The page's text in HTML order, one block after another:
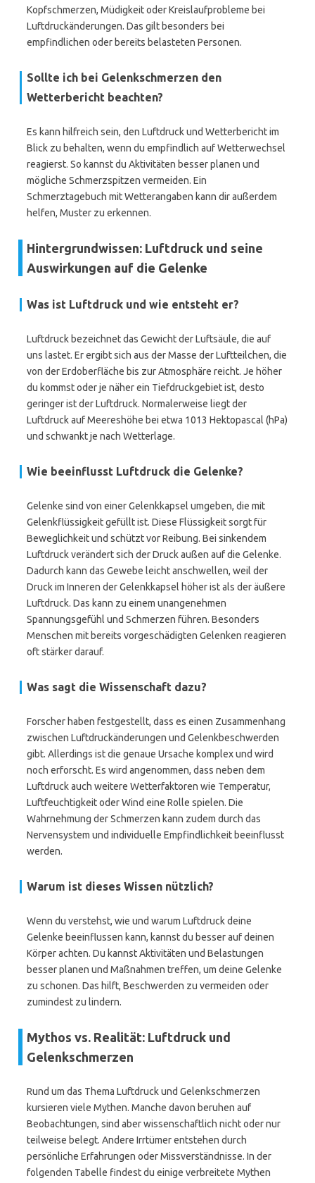
Kopfschmerzen, Müdigkeit oder Kreislaufprobleme bei
Luftdruckänderungen. Das gilt besonders bei
empfindlichen oder bereits belasteten Personen.
Sollte ich bei Gelenkschmerzen den
Wetterbericht beachten?
Es kann hilfreich sein, den Luftdruck und Wetterbericht im
Blick zu behalten, wenn du empfindlich auf Wetterwechsel
reagierst. So kannst du Aktivitäten besser planen und
mögliche Schmerzspitzen vermeiden. Ein
Schmerztagebuch mit Wetterangaben kann dir außerdem
helfen, Muster zu erkennen.
Hintergrundwissen: Luftdruck und seine
Auswirkungen auf die Gelenke
Was ist Luftdruck und wie entsteht er?
Luftdruck bezeichnet das Gewicht der Luftsäule, die auf
uns lastet. Er ergibt sich aus der Masse der Luftteilchen, die
von der Erdoberfläche bis zur Atmosphäre reicht. Je höher
du kommst oder je näher ein Tiefdruckgebiet ist, desto
geringer ist der Luftdruck. Normalerweise liegt der
Luftdruck auf Meereshöhe bei etwa 1013 Hektopascal (hPa)
und schwankt je nach Wetterlage.
Wie beeinflusst Luftdruck die Gelenke?
Gelenke sind von einer Gelenkkapsel umgeben, die mit
Gelenkflüssigkeit gefüllt ist. Diese Flüssigkeit sorgt für
Beweglichkeit und schützt vor Reibung. Bei sinkendem
Luftdruck verändert sich der Druck außen auf die Gelenke.
Dadurch kann das Gewebe leicht anschwellen, weil der
Druck im Inneren der Gelenkkapsel höher ist als der äußere
Luftdruck. Das kann zu einem unangenehmen
Spannungsgefühl und Schmerzen führen. Besonders
Menschen mit bereits vorgeschädigten Gelenken reagieren
oft stärker darauf.
Was sagt die Wissenschaft dazu?
Forscher haben festgestellt, dass es einen Zusammenhang
zwischen Luftdruckänderungen und Gelenkbeschwerden
gibt. Allerdings ist die genaue Ursache komplex und wird
noch erforscht. Es wird angenommen, dass neben dem
Luftdruck auch weitere Wetterfaktoren wie Temperatur,
Luftfeuchtigkeit oder Wind eine Rolle spielen. Die
Wahrnehmung der Schmerzen kann zudem durch das
Nervensystem und individuelle Empfindlichkeit beeinflusst
werden.
Warum ist dieses Wissen nützlich?
Wenn du verstehst, wie und warum Luftdruck deine
Gelenke beeinflussen kann, kannst du besser auf deinen
Körper achten. Du kannst Aktivitäten und Belastungen
besser planen und Maßnahmen treffen, um deine Gelenke
zu schonen. Das hilft, Beschwerden zu vermeiden oder
zumindest zu lindern.
Mythos vs. Realität: Luftdruck und
Gelenkschmerzen
Rund um das Thema Luftdruck und Gelenkschmerzen
kursieren viele Mythen. Manche davon beruhen auf
Beobachtungen, sind aber wissenschaftlich nicht oder nur
teilweise belegt. Andere Irrtümer entstehen durch
persönliche Erfahrungen oder Missverständnisse. In der
folgenden Tabelle findest du einige verbreitete Mythen